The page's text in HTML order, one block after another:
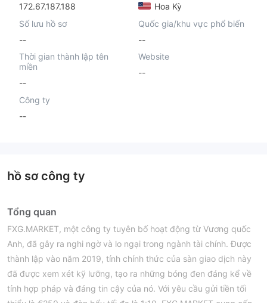
172.67.187.188
Hoa Kỳ
Số lưu hồ sơ
--
Quốc gia/khu vực phổ biến
--
Thời gian thành lập tên
miền
--
Website
--
Công ty
--
hồ sơ công ty
Tổng quan
FXG.MARKET, một công ty tuyên bố hoạt động từ Vương quốc
Anh, đã gây ra nghi ngờ và lo ngại trong ngành tài chính. Được
thành lập vào năm 2019, tính chính thức của sàn giao dịch này
đã được xem xét kỹ lưỡng, tạo ra những bóng đen đáng kể về
tính hợp pháp và đáng tin cậy của nó. Với yêu cầu gửi tiền tối